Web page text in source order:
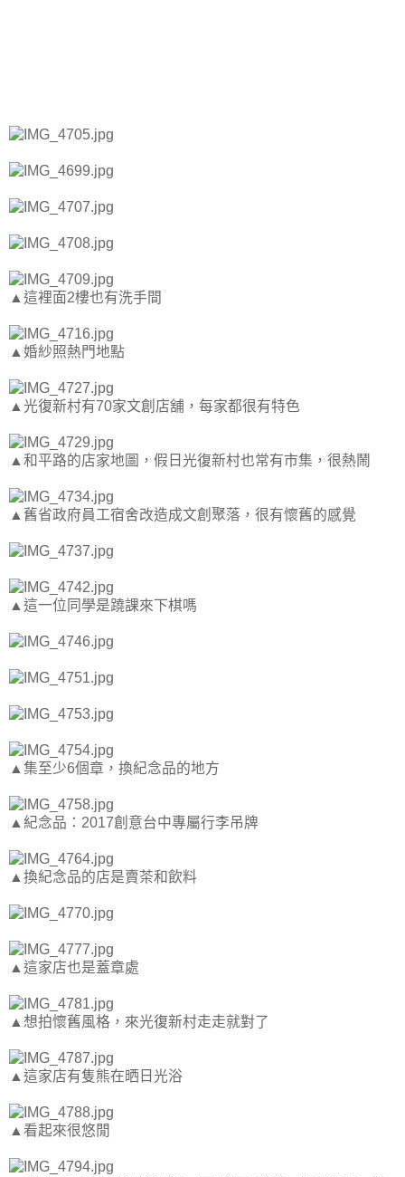
▲這裡面2樓也有洗手間
▲婚紗照熱門地點
▲光復新村有70家文創店舖，每家都很有特色
▲和平路的店家地圖，假日光復新村也常有市集，很熱鬧
▲舊省政府員工宿舍改造成文創聚落，很有懷舊的感覺
▲這一位同學是蹺課來下棋嗎
▲集至少6個章，換紀念品的地方
▲紀念品：2017創意台中專屬行李吊牌
▲換紀念品的店是賣茶和飲料
▲這家店也是蓋章處
▲想拍懷舊風格，來光復新村走走就對了
▲這家店有隻熊在晒日光浴
▲看起來很悠閒